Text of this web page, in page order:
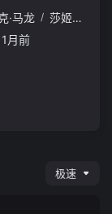
杀戒……
·马龙 / 莎姬·贝兹
月前
极速